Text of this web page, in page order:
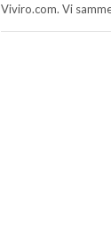
Viviro.com. Vi